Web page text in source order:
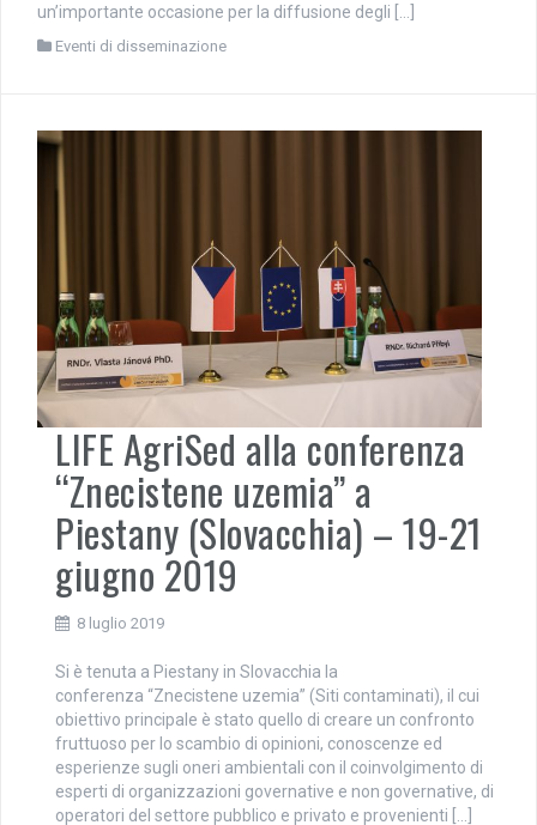
un’importante occasione per la diffusione degli […]
Eventi di disseminazione
LIFE AgriSed alla conferenza
“Znecistene uzemia” a
Piestany (Slovacchia) – 19-21
giugno 2019
8 luglio 2019
Si è tenuta a Piestany in Slovacchia la
conferenza “Znecistene uzemia” (Siti contaminati), il cui
obiettivo principale è stato quello di creare un confronto
fruttuoso per lo scambio di opinioni, conoscenze ed
esperienze sugli oneri ambientali con il coinvolgimento di
esperti di organizzazioni governative e non governative, di
operatori del settore pubblico e privato e provenienti […]